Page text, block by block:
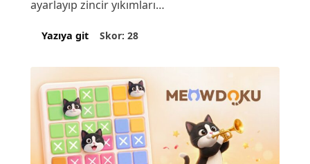
ayarlayıp zincir yıkımları…
Yazıya git Skor: 28